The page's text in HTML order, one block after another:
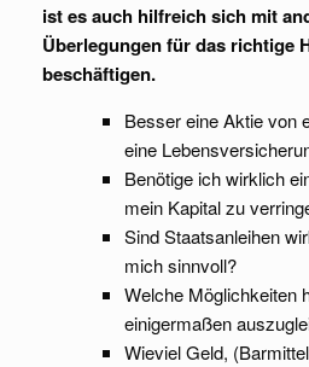
ist es auch hilfreich sich mit
Überlegungen für das richtige
beschäftigen.
Besser eine Aktie von
eine
Benötige ich wirklich
mein Kapital zu
Sind Staatsanleihen
mich sinnvoll?
Welche Möglichkeiten
einigermaßen
Wieviel Geld,